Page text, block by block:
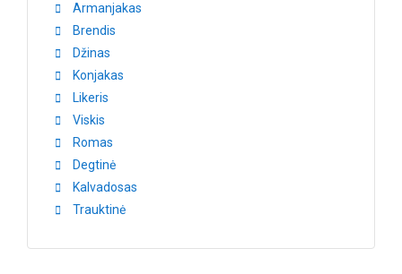
Armanjakas
Brendis
Džinas
Konjakas
Likeris
Viskis
Romas
Degtinė
Kalvadosas
Trauktinė